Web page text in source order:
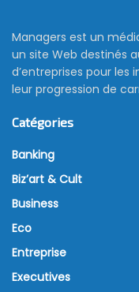
Managers est un
un site Web destinés
d’entreprises pour
leur progression de
Catégories
Banking
Biz’art & Cult
Business
Eco
Entreprise
Executives